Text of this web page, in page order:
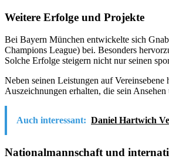
Weitere Erfolge und Projekte
Bei Bayern München entwickelte sich
Champions League) bei. Besonders
Solche Erfolge steigern nicht nur seinen
Neben seinen Leistungen auf
Auszeichnungen erhalten, die sein
Auch interessant: Daniel Hartwich
Nationalmannschaft und